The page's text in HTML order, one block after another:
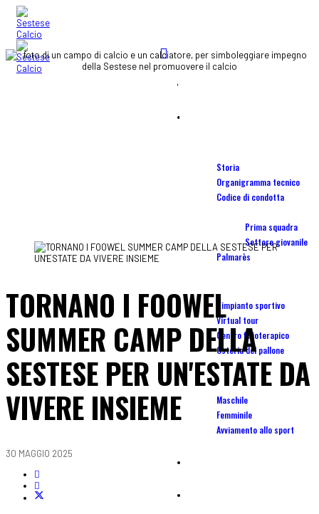
Storia
Organigramma tecnico
Codice di condotta
Prima squadra
Settore giovanile
Palmarès
L'impianto sportivo
Virtual tour
Centro fisioterapico
Osteria del pallone
Scuola Calcio
Maschile
Femminile
Avviamento allo sport
STADIO
OSTERIA DEL PALLONE
TORNANO I FOOWEL
SUMMER CAMP DELLA
SESTESE PER UN'ESTATE DA
VIVERE INSIEME
30 MAGGIO 2025